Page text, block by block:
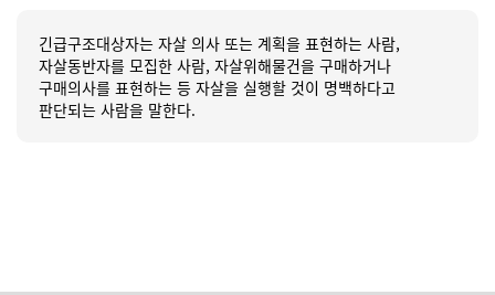
긴급구조대상자는 자살 의사 또는 계획을 표현하는 사람,
자살동반자를 모집한 사람, 자살위해물건을 구매하거나
구매의사를 표현하는 등 자살을 실행할 것이 명백하다고
판단되는 사람을 말한다.